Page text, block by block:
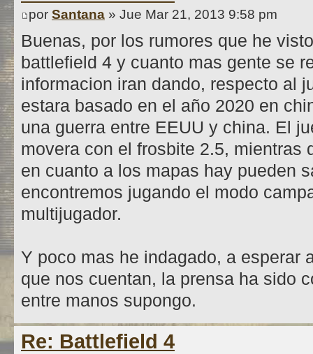
por Santana » Jue Mar 21, 2013 9:58 pm
Buenas, por los rumores que he
battlefield 4 y cuanto mas gente se
informacion iran dando, respecto al
estara basado en el año 2020 en
una guerra entre EEUU y china. El
movera con el frosbite 2.5, mientras
en cuanto a los mapas hay pueden
encontremos jugando el modo
multijugador.
Y poco mas he indagado, a esperar
que nos cuentan, la prensa ha sido
entre manos supongo.
Re: Battlefield 4